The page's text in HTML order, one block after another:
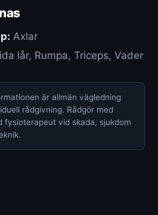
Axlar
lår, Rumpa, Triceps, Vader
är allmän vägledning
rådgivning. Rådgör med
fysioterapeut vid skada, sjukdom